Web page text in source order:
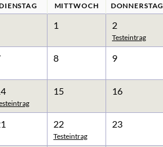
MITTWOCH DONNERSTAG
1 2
Testeintrag
8 9
15 16
22
Testeintrag
23